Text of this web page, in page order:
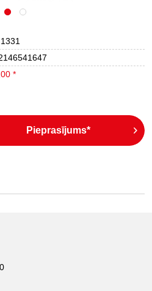
*
Pieprasījums*